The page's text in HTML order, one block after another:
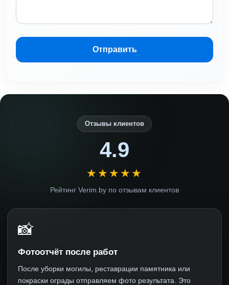
Отправить
Отзывы клиентов
4.9
★★★★★
Рейтинг Verim.by по отзывам клиентов
📸
Фотоотчёт после работ
После уборки могилы, реставрации памятника или
покраски ограды отправляем фото результата. Это